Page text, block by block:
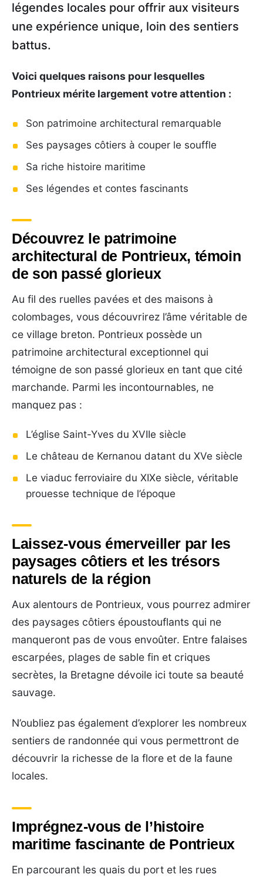
légendes locales pour offrir aux visiteurs
une expérience unique, loin des sentiers
battus.
Voici quelques raisons pour lesquelles
Pontrieux mérite largement votre attention :
Son patrimoine architectural remarquable
Ses paysages côtiers à couper le souffle
Sa riche histoire maritime
Ses légendes et contes fascinants
Découvrez le patrimoine
architectural de Pontrieux, témoin
de son passé glorieux
Au fil des ruelles pavées et des maisons à
colombages, vous découvrirez l’âme véritable de
ce village breton. Pontrieux possède un
patrimoine architectural exceptionnel qui
témoigne de son passé glorieux en tant que cité
marchande. Parmi les incontournables, ne
manquez pas :
L’église Saint-Yves du XVIIe siècle
Le château de Kernanou datant du XVe siècle
Le viaduc ferroviaire du XIXe siècle, véritable
prouesse technique de l’époque
Laissez-vous émerveiller par les
paysages côtiers et les trésors
naturels de la région
Aux alentours de Pontrieux, vous pourrez admirer
des paysages côtiers époustouflants qui ne
manqueront pas de vous envoûter. Entre falaises
escarpées, plages de sable fin et criques
secrètes, la Bretagne dévoile ici toute sa beauté
sauvage.
N’oubliez pas également d’explorer les nombreux
sentiers de randonnée qui vous permettront de
découvrir la richesse de la flore et de la faune
locales.
Imprégnez-vous de l’histoire
maritime fascinante de Pontrieux
En parcourant les quais du port et les rues